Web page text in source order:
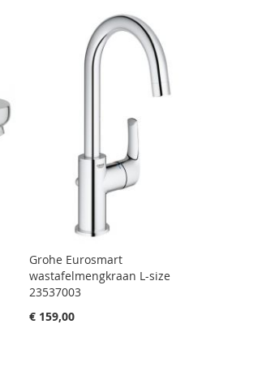
Grohe Eurosmart
wastafelmengkraan L-size
23537003
€ 159,00